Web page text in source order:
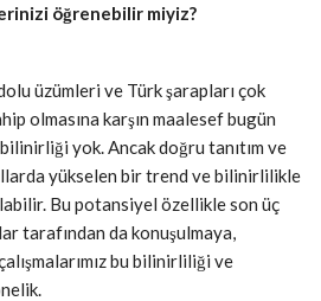
öğrenebilir miyiz?
üzümleri ve Türk şarapları çok
olmasına karşın maalesef bugün
yok. Ancak doğru tanıtım ve
yükselen bir trend ve bilinirlilikle
Bu potansiyel özellikle son üç
tarafından da konuşulmaya,
bu bilinirliliği ve